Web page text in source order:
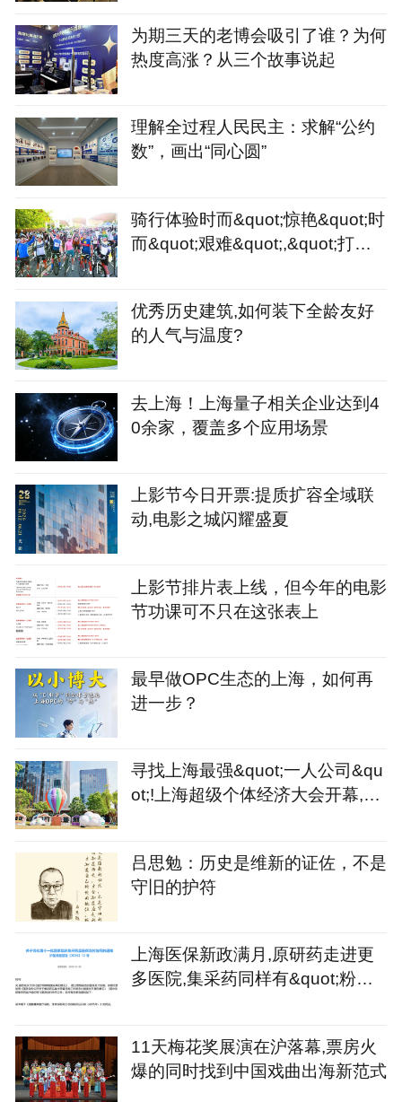
为期三天的老博会吸引了谁？为何
热度高涨？从三个故事说起
理解全过程人民民主：求解“公约
数”，画出“同心圆”
骑行体验时而&quot;惊艳&quot;时
而&quot;艰难&quot;,&quot;打造
优秀历史建筑,如何装下全龄友好
的人气与温度?
去上海！上海量子相关企业达到4
0余家，覆盖多个应用场景
上影节今日开票:提质扩容全域联
动,电影之城闪耀盛夏
上影节排片表上线，但今年的电影
节功课可不只在这张表上
最早做OPC生态的上海，如何再
进一步？
寻找上海最强&quot;一人公司&qu
ot;!上海超级个体经济大会开幕,征
吕思勉：历史是维新的证佐，不是
守旧的护符
上海医保新政满月,原研药走进更
多医院,集采药同样有&quot;粉丝&
11天梅花奖展演在沪落幕,票房火
爆的同时找到中国戏曲出海新范式